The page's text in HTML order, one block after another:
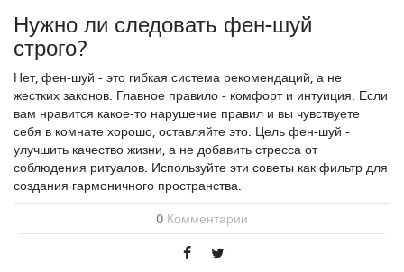
Нужно ли следовать фен-шуй
строго?
Нет, фен-шуй - это гибкая система рекомендаций, а не
жестких законов. Главное правило - комфорт и интуиция. Если
вам нравится какое-то нарушение правил и вы чувствуете
себя в комнате хорошо, оставляйте это. Цель фен-шуй -
улучшить качество жизни, а не добавить стресса от
соблюдения ритуалов. Используйте эти советы как фильтр для
создания гармоничного пространства.
0 Комментарии